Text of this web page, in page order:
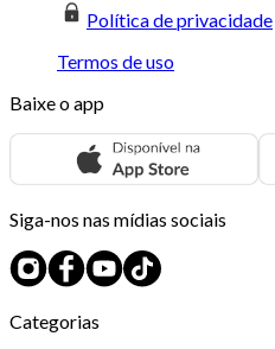
Política de privacidade
Termos de uso
Baixe o app
Siga-nos nas mídias sociais
Categorias